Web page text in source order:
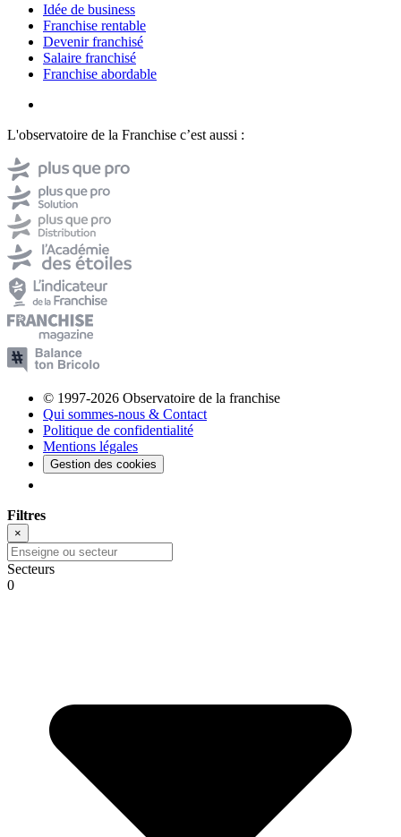
Idée de business
Franchise rentable
Devenir franchisé
Salaire franchisé
Franchise abordable
L'observatoire de la Franchise c’est aussi :
© 1997-2026 Observatoire de la franchise
Qui sommes-nous & Contact
Politique de confidentialité
Mentions légales
Gestion des cookies
Filtres
×
Secteurs
0